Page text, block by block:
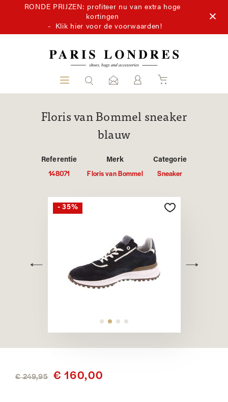
RONDE PRIJZEN: profiteer nu van extra hoge
kortingen
- Klik hier voor de voorwaarden!
Floris van Bommel sneaker
blauw
Referentie
148071
Merk
Floris van Bommel
Categorie
Sneaker
- 35%
€ 249,95 € 160,00